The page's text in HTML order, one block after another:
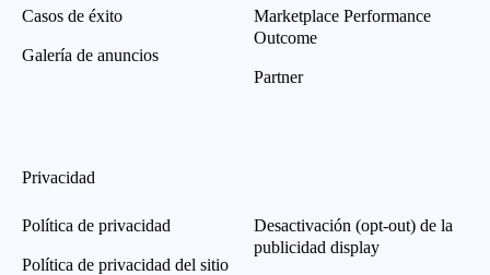
Casos de éxito
Galería de anuncios
Marketplace Performance
Outcome
Partner
Privacidad
Política de privacidad
Política de privacidad del sitio
Desactivación (opt-out) de la
publicidad display